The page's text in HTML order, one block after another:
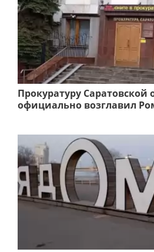
Прокуратуру Саратовской
официально возглавил